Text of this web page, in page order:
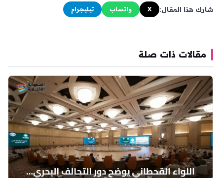
شارك هذا المقال: X واتساب تيليجرام
مقالات ذات صلة